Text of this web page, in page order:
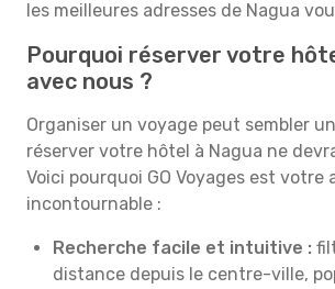
les meilleures adresses de Nagua
Pourquoi réserver votre
avec nous ?
Organiser un voyage peut sembler
réserver votre hôtel à Nagua ne
Voici pourquoi GO Voyages est votre
incontournable :
Recherche facile et intuitive :
distance depuis le centre-ville,